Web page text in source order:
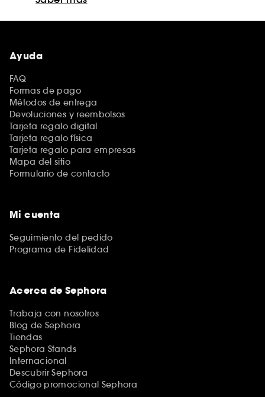
Ayuda
FAQ
Formas de pago
Métodos de entrega
Devoluciones y reembolsos
Tarjeta regalo digital
Tarjeta regalo física
Tarjeta regalo para empresas
Mapa del sitio
Formulario de contacto
Mi cuenta
Seguimiento del pedido
Programa de Fidelidad
Acerca de Sephora
Trabaja con nosotros
Blog de Sephora
Tiendas
Sephora Stands
Internacional
Descubrir Sephora
Código promocional Sephora